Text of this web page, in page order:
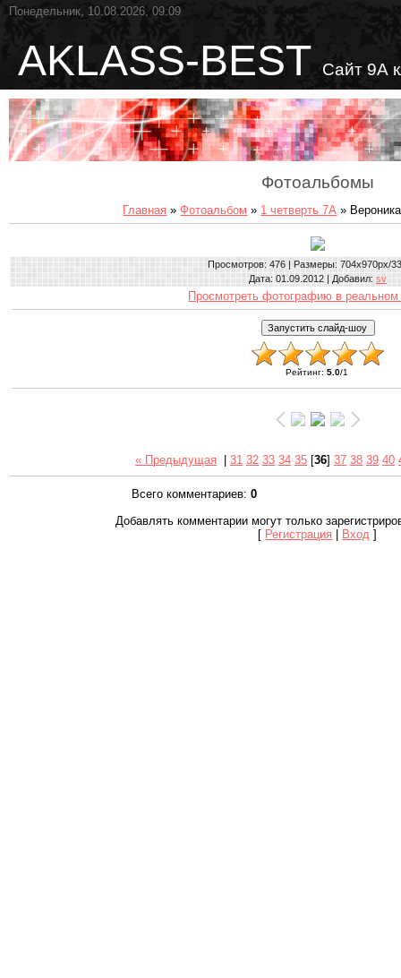
Понедельник, 10.08.2026, 09:09
AKLASS-BEST Сайт 9А
Фотоальбомы
Главная »Фотоальбом » 1 четверть 7А »
Просмотров: 476 | Размеры: 704x970px/
Дата: 01.09.2012 | Добавил: sv
Просмотреть фотографию в реальном
Рейтинг:5.0/1
« Предыдущая 31 32 33 34 35 [36] 37 38 39 40
Всего комментариев: 0
Добавлять комментарии могут только
[ Регистрация | Вход ]